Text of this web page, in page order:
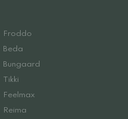
Froddo
Beda
Bungaard
Tikki
Feelmax
Reima